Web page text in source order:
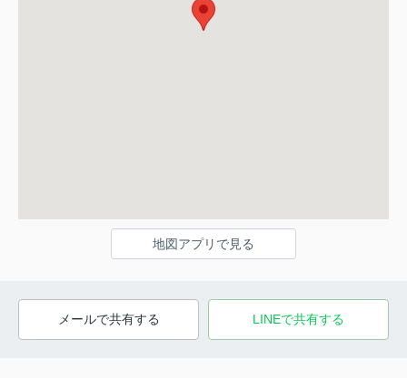
地図アプリで見る
メールで共有する LINEで共有する